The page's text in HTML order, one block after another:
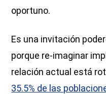
oportuno.
Es una invitación
porque re-imaginar
relación actual está
35.5% de las